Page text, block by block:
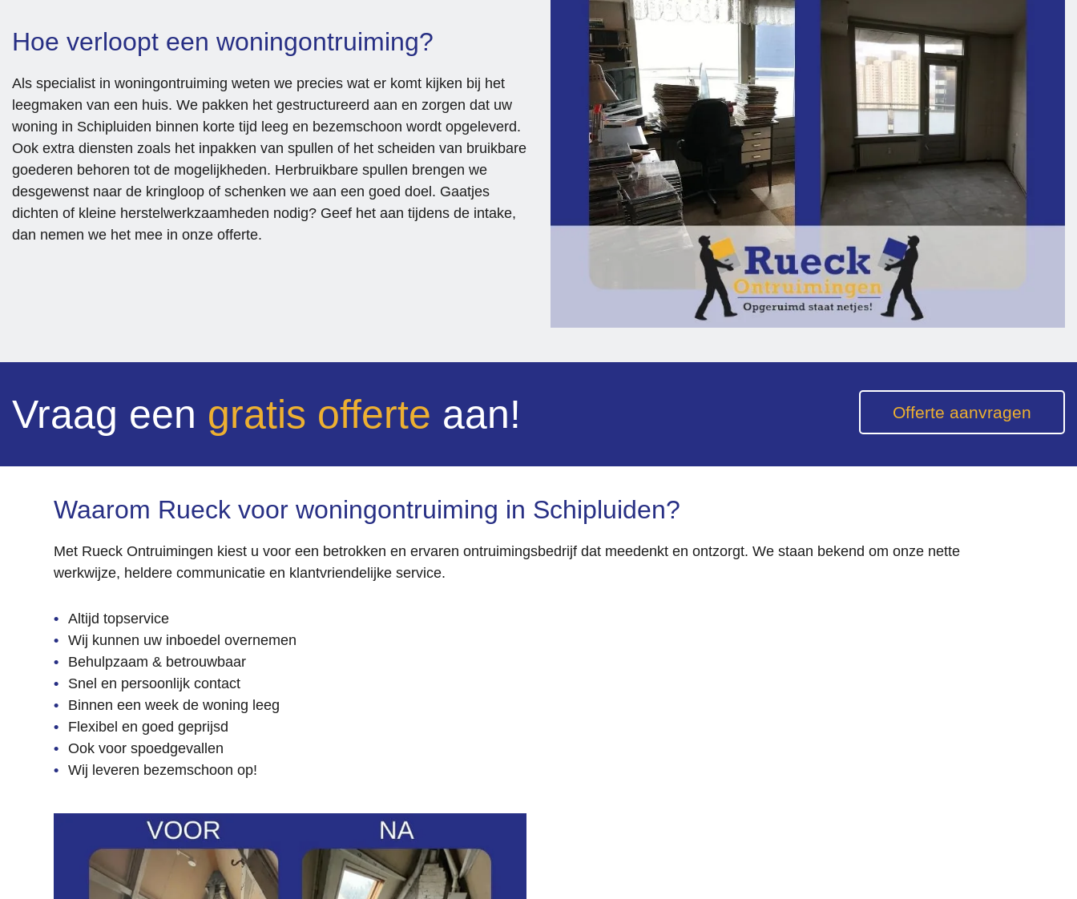
volgens afspraak opgeleverd. Wij
kijken terug op een fijne
samenwerking en kunnen dit bedrijf
van harte aanbevelen.
Hoe verloopt een woningontruiming?
Als specialist in woningontruiming weten we precies wat er komt kijken bij het
leegmaken van een huis. We pakken het gestructureerd aan en zorgen dat uw
woning in Schipluiden binnen korte tijd leeg en bezemschoon wordt opgeleverd.
Ook extra diensten zoals het inpakken van spullen of het scheiden van bruikbare
goederen behoren tot de mogelijkheden. Herbruikbare spullen brengen we
desgewenst naar de kringloop of schenken we aan een goed doel. Gaatjes
dichten of kleine herstelwerkzaamheden nodig? Geef het aan tijdens de intake,
dan nemen we het mee in onze offerte.
Vraag een gratis offerte aan! Offerte aanvragen
Waarom Rueck voor woningontruiming in Schipluiden?
Met Rueck Ontruimingen kiest u voor een betrokken en ervaren ontruimingsbedrijf dat meedenkt en ontzorgt. We staan bekend om onze nette
werkwijze, heldere communicatie en klantvriendelijke service.
Altijd topservice
Wij kunnen uw inboedel overnemen
Behulpzaam & betrouwbaar
Snel en persoonlijk contact
Binnen een week de woning leeg
Flexibel en goed geprijsd
Ook voor spoedgevallen
Wij leveren bezemschoon op!